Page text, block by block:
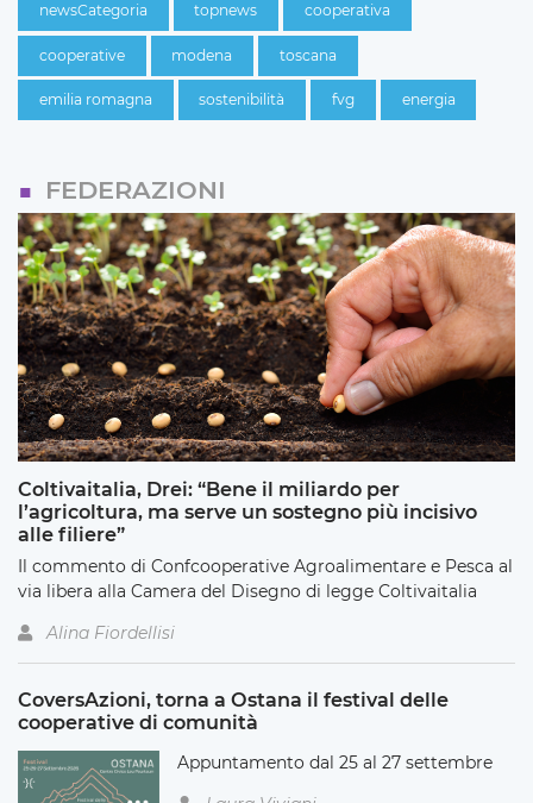
newsCategoria topnews cooperativa
cooperative modena toscana
emilia romagna sostenibilità fvg energia
FEDERAZIONI
Coltivaitalia, Drei: “Bene il miliardo per
l’agricoltura, ma serve un sostegno più incisivo
alle filiere”
Il commento di Confcooperative Agroalimentare e Pesca al
via libera alla Camera del Disegno di legge Coltivaitalia
Alina Fiordellisi
CoversAzioni, torna a Ostana il festival delle
cooperative di comunità
Appuntamento dal 25 al 27 settembre